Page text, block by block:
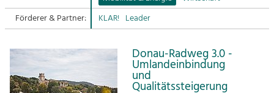
Sitemap
Kontakt
Tourismus
Positionierung.
Kunst & Kultur
Förderer & Partner:
KLAR! Leader
Donau-Radweg 3.0 -
Umlandeinbindung
und
Qualitätssteigerung